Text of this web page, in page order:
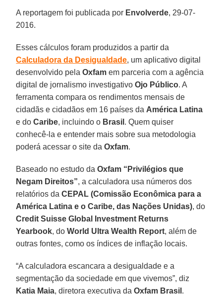
A reportagem foi publicada por Envolverde, 29-07-
2016.
Esses cálculos foram produzidos a partir da
Calculadora da Desigualdade, um aplicativo digital
desenvolvido pelaOxfam em parceria com a agência
digital de jornalismo investigativoOjo Público. A
ferramenta compara os rendimentos mensais de
cidadãs e cidadãos em 16 países da América Latina
e doCaribe, incluindo o Brasil . Quem quiser
conhecê-la e entender mais sobre sua metodologia
poderá acessar o site daOxfam.
Baseado no estudo daOxfam “Privilégios que
Negam Direitos”, a calculadora usa números dos
relatórios daCEPAL (Comissão Econômica para a
América Latina e o Caribe, das Nações Unidas), do
Credit Suisse Global Investment Returns
Yearbook, doWorld Ultra Wealth Report, além de
outras fontes, como os índices de inflação locais.
“A calculadora escancara a desigualdade e a
segmentação da sociedade em que vivemos”, diz
Katia Maia, diretora executiva daOxfam Brasil .